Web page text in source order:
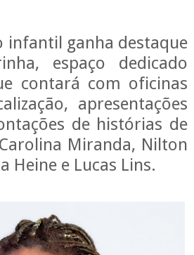
infantil ganha destaque
espaço dedicado
contará com oficinas
apresentações
de histórias de
Miranda, Nilton
Heine e Lucas Lins.